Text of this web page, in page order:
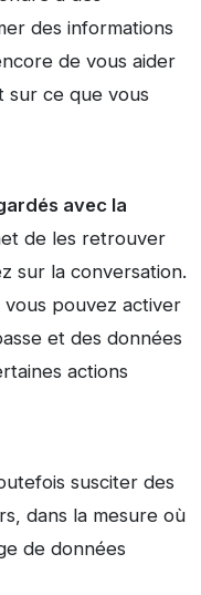
des informations
de vous aider
sur ce que vous
avec la
de les retrouver
sur la conversation.
vous pouvez activer
et des données
actions
susciter des
dans la mesure où
de données